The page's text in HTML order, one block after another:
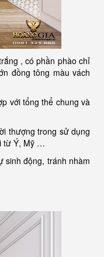
, có phần phào chỉ
đồng tông màu vách
với tổng thể chung và
thượng trong sử dụng
từ Ý, Mỹ …
sinh động, tránh nhàm